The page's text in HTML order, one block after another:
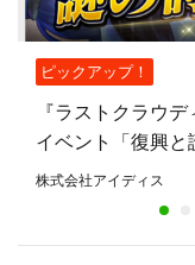
ピックアップ！
『ラストクラウ
イベント「復興と
株式会社アイディス